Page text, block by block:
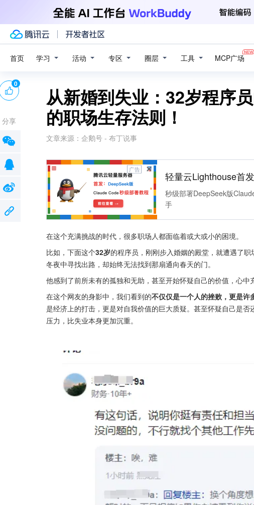
首页 学习 活动 专区 圈层 工具 MCP广场
从新婚到失业：32岁程序
的职场生存法则！
文章来源： 企鹅号 - 布丁说事
广告
轻量云Lighthouse首发
秒级部署DeepSeek版
手
在这个充满挑战的时代，很多职场人都面临着或大或小的困境。
比如，下面这个32岁的程序员，刚刚步入婚姻的殿堂，就遭遇了职
冬夜中寻找出路，却始终无法找到那扇通向春天的门。
他感到了前所未有的孤独和无助，甚至开始怀疑自己的价值，心中
在这个网友的身影中，我们看到的不仅仅是一个人的挫败，更是许
是经济上的打击，更是对自我价值的巨大质疑。甚至怀疑自己是
压力，比失业本身更加沉重。
0
分享